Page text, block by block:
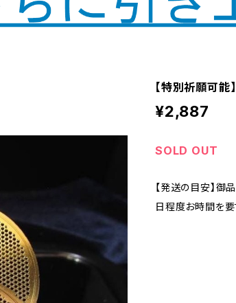
【特別祈願可
¥2,887
SOLD OUT
【発送の目安】
日程度お時間を要